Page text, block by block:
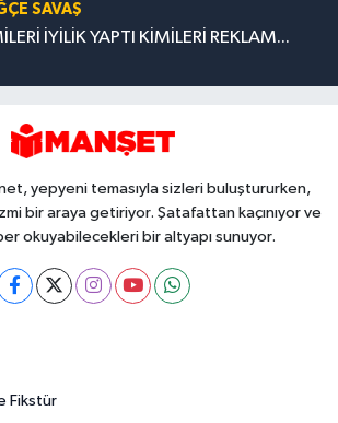
SAVAŞ
İYİLİK YAPTI KİMİLERİ REKLAM...
yepyeni temasıyla sizleri buluştururken,
bir araya getiriyor. Şatafattan kaçınıyor ve
okuyabilecekleri bir altyapı sunuyor.
Fikstür